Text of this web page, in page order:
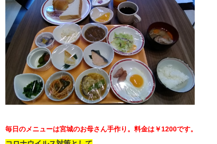
毎日のメニューは宮城のお母さん手作り。料金は￥1200です。